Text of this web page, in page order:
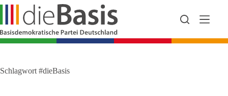
Zum
springen
Schlagwort #dieBasis